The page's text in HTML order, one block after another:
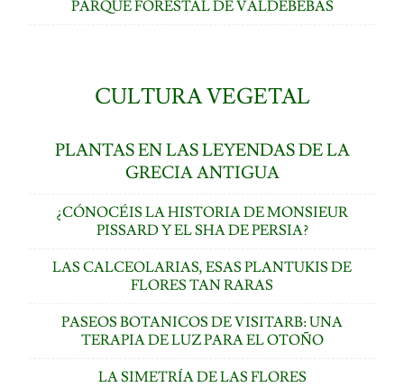
PARQUE FORESTAL DE VALDEBEBAS
CULTURA VEGETAL
PLANTAS EN LAS LEYENDAS DE LA
GRECIA ANTIGUA
¿CÓNOCÉIS LA HISTORIA DE MONSIEUR
PISSARD Y EL SHA DE PERSIA?
LAS CALCEOLARIAS, ESAS PLANTUKIS DE
FLORES TAN RARAS
PASEOS BOTANICOS DE VISITARB: UNA
TERAPIA DE LUZ PARA EL OTOÑO
LA SIMETRÍA DE LAS FLORES